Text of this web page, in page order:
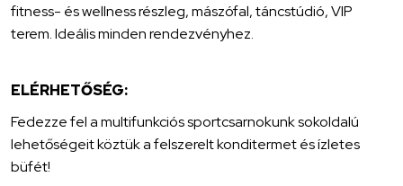
fitness- és wellness részleg, mászófal, táncstúdió, VIP
terem. Ideális minden rendezvényhez.
ELÉRHETŐSÉG:
Fedezze fel a multifunkciós sportcsarnokunk sokoldalú
lehetőségeit köztük a felszerelt konditermet és ízletes
büfét!